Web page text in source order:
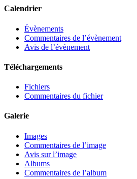
Calendrier
Évènements
Commentaires de l’évènement
Avis de l’évènement
Téléchargements
Fichiers
Commentaires du fichier
Galerie
Images
Commentaires de l’image
Avis sur l’image
Albums
Commentaires de l’album